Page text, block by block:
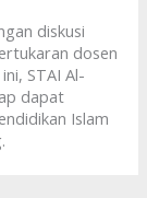
diskusi
dosen
STAI Al-
dapat
Islam